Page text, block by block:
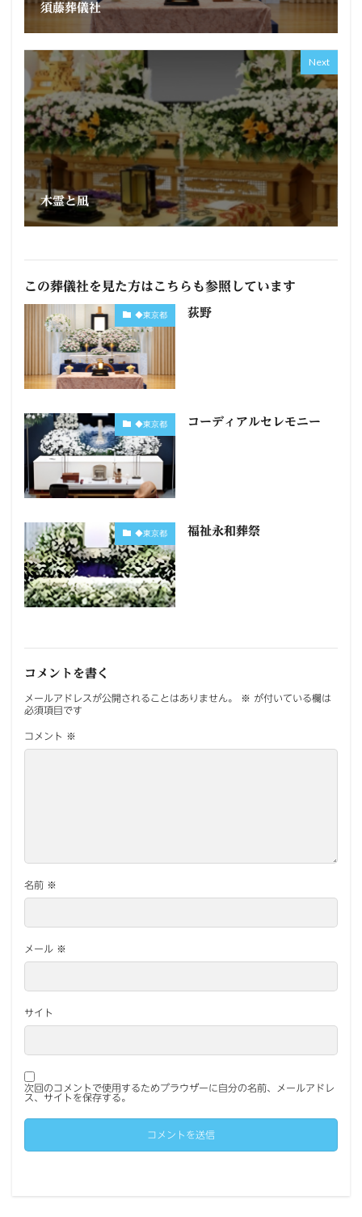
須藤葬儀社
Next
木霊と凪
この葬儀社を見た方はこちらも参照しています
◆東京都 荻野
◆東京都 コーディアルセレモニー
◆東京都 福祉永和葬祭
コメントを書く
メールアドレスが公開されることはありません。 ※ が付いている欄は
必須項目です
コメント ※
名前 ※
メール ※
サイト
次回のコメントで使用するためブラウザーに自分の名前、メールアドレ
ス、サイトを保存する。